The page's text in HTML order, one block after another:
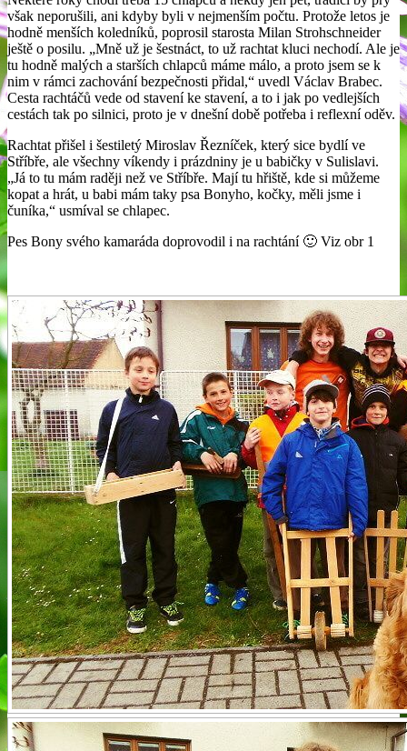
však neporušili, ani kdyby byli v nejmenším počtu. Protože letos je
hodně menších koledníků, poprosil starosta Milan Strohschneider
ještě o posilu. „Mně už je šestnáct, to už rachtat kluci nechodí. Ale je
tu hodně malých a starších chlapců máme málo, a proto jsem se k
nim v rámci zachování bezpečnosti přidal,“ uvedl Václav Brabec.
Cesta rachtáčů vede od stavení ke stavení, a to i jak po vedlejších
cestách tak po silnici, proto je v dnešní době potřeba i reflexní oděv.
Rachtat přišel i šestiletý Miroslav Řezníček, který sice bydlí ve
Stříbře, ale všechny víkendy i prázdniny je u babičky v Sulislavi.
„Já to tu mám raději než ve Stříbře. Mají tu hřiště, kde si můžeme
kopat a hrát, u babi mám taky psa Bonyho, kočky, měli jsme i
čuníka,“ usmíval se chlapec.
Pes Bony svého kamaráda doprovodil i na rachtání 🙂 Viz obr 1